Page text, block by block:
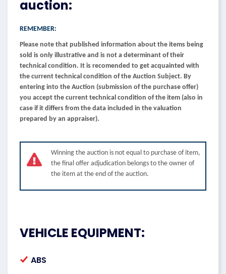
auction:
REMEMBER:
Please note that published information about the items being
sold is only illustrative and is not a determinant of their
technical condition. It is recomended to get acquainted with
the current technical condition of the Auction Subject. By
entering into the Auction (submission of the purchase offer)
you accept the current technical condition of the item (also in
case if it differs from the data included in the valuation
prepared by an appraiser).
Winning the auction is not equal to purchase of item,
the final offer adjudication belongs to the owner of
the item at the end of the auction.
VEHICLE EQUIPMENT:
ABS